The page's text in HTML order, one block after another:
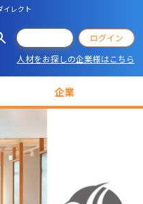
イレクト
ログイン
人材をお探しの企業様はこちら
企業